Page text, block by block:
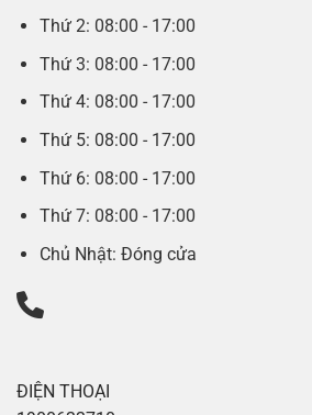
Thứ 2: 08:00 - 17:00
Thứ 3: 08:00 - 17:00
Thứ 4: 08:00 - 17:00
Thứ 5: 08:00 - 17:00
Thứ 6: 08:00 - 17:00
Thứ 7: 08:00 - 17:00
Chủ Nhật: Đóng cửa
ĐIỆN THOẠI